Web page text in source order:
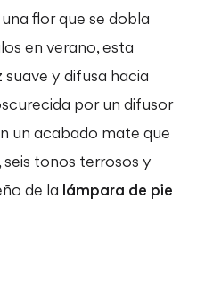
flor que se dobla
en verano, esta
y difusa hacia
por un difusor
un acabado mate que
tonos terrosos y
de la lámpara de pie